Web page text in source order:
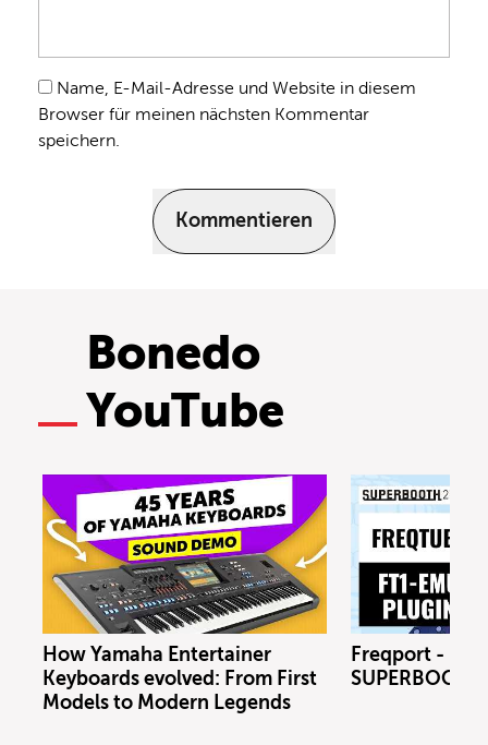
Name, E-Mail-Adresse und Website in diesem
Browser für meinen nächsten Kommentar
speichern.
Kommentieren
Bonedo
YouTube
How Yamaha Entertainer
Keyboards evolved: From First
Models to Modern Legends
Freqport -